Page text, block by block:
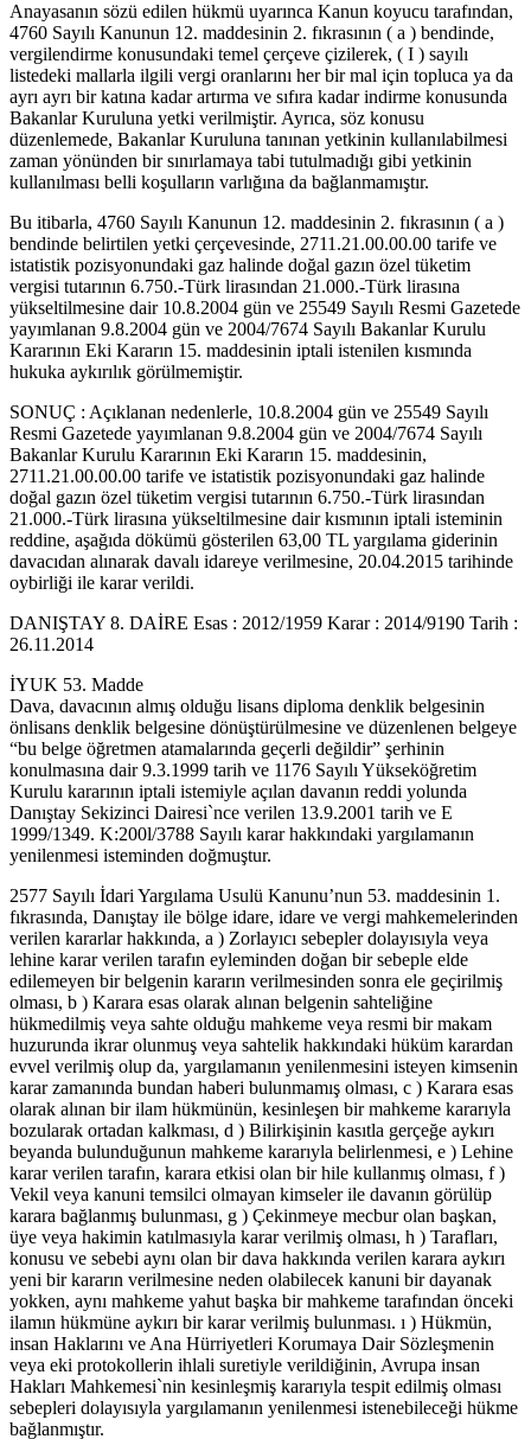
Anayasanın sözü edilen hükmü uyarınca Kanun koyucu tarafından,
4760 Sayılı Kanunun 12. maddesinin 2. fıkrasının ( a ) bendinde,
vergilendirme konusundaki temel çerçeve çizilerek, ( I ) sayılı
listedeki mallarla ilgili vergi oranlarını her bir mal için topluca ya da
ayrı ayrı bir katına kadar artırma ve sıfıra kadar indirme konusunda
Bakanlar Kuruluna yetki verilmiştir. Ayrıca, söz konusu
düzenlemede, Bakanlar Kuruluna tanınan yetkinin kullanılabilmesi
zaman yönünden bir sınırlamaya tabi tutulmadığı gibi yetkinin
kullanılması belli koşulların varlığına da bağlanmamıştır.
Bu itibarla, 4760 Sayılı Kanunun 12. maddesinin 2. fıkrasının ( a )
bendinde belirtilen yetki çerçevesinde, 2711.21.00.00.00 tarife ve
istatistik pozisyonundaki gaz halinde doğal gazın özel tüketim
vergisi tutarının 6.750.-Türk lirasından 21.000.-Türk lirasına
yükseltilmesine dair 10.8.2004 gün ve 25549 Sayılı Resmi Gazetede
yayımlanan 9.8.2004 gün ve 2004/7674 Sayılı Bakanlar Kurulu
Kararının Eki Kararın 15. maddesinin iptali istenilen kısmında
hukuka aykırılık görülmemiştir.
SONUÇ : Açıklanan nedenlerle, 10.8.2004 gün ve 25549 Sayılı
Resmi Gazetede yayımlanan 9.8.2004 gün ve 2004/7674 Sayılı
Bakanlar Kurulu Kararının Eki Kararın 15. maddesinin,
2711.21.00.00.00 tarife ve istatistik pozisyonundaki gaz halinde
doğal gazın özel tüketim vergisi tutarının 6.750.-Türk lirasından
21.000.-Türk lirasına yükseltilmesine dair kısmının iptali isteminin
reddine, aşağıda dökümü gösterilen 63,00 TL yargılama giderinin
davacıdan alınarak davalı idareye verilmesine, 20.04.2015 tarihinde
oybirliği ile karar verildi.
DANIŞTAY 8. DAİRE Esas : 2012/1959 Karar : 2014/9190 Tarih :
26.11.2014
İYUK 53. Madde
Dava, davacının almış olduğu lisans diploma denklik belgesinin
önlisans denklik belgesine dönüştürülmesine ve düzenlenen belgeye
“bu belge öğretmen atamalarında geçerli değildir” şerhinin
konulmasına dair 9.3.1999 tarih ve 1176 Sayılı Yükseköğretim
Kurulu kararının iptali istemiyle açılan davanın reddi yolunda
Danıştay Sekizinci Dairesi`nce verilen 13.9.2001 tarih ve E
1999/1349. K:200l/3788 Sayılı karar hakkındaki yargılamanın
yenilenmesi isteminden doğmuştur.
2577 Sayılı İdari Yargılama Usulü Kanunu’nun 53. maddesinin 1.
fıkrasında, Danıştay ile bölge idare, idare ve vergi mahkemelerinden
verilen kararlar hakkında, a ) Zorlayıcı sebepler dolayısıyla veya
lehine karar verilen tarafın eyleminden doğan bir sebeple elde
edilemeyen bir belgenin kararın verilmesinden sonra ele geçirilmiş
olması, b ) Karara esas olarak alınan belgenin sahteliğine
hükmedilmiş veya sahte olduğu mahkeme veya resmi bir makam
huzurunda ikrar olunmuş veya sahtelik hakkındaki hüküm karardan
evvel verilmiş olup da, yargılamanın yenilenmesini isteyen kimsenin
karar zamanında bundan haberi bulunmamış olması, c ) Karara esas
olarak alınan bir ilam hükmünün, kesinleşen bir mahkeme kararıyla
bozularak ortadan kalkması, d ) Bilirkişinin kasıtla gerçeğe aykırı
beyanda bulunduğunun mahkeme kararıyla belirlenmesi, e ) Lehine
karar verilen tarafın, karara etkisi olan bir hile kullanmış olması, f )
Vekil veya kanuni temsilci olmayan kimseler ile davanın görülüp
karara bağlanmış bulunması, g ) Çekinmeye mecbur olan başkan,
üye veya hakimin katılmasıyla karar verilmiş olması, h ) Tarafları,
konusu ve sebebi aynı olan bir dava hakkında verilen karara aykırı
yeni bir kararın verilmesine neden olabilecek kanuni bir dayanak
yokken, aynı mahkeme yahut başka bir mahkeme tarafından önceki
ilamın hükmüne aykırı bir karar verilmiş bulunması. ı ) Hükmün,
insan Haklarını ve Ana Hürriyetleri Korumaya Dair Sözleşmenin
veya eki protokollerin ihlali suretiyle verildiğinin, Avrupa insan
Hakları Mahkemesi`nin kesinleşmiş kararıyla tespit edilmiş olması
sebepleri dolayısıyla yargılamanın yenilenmesi istenebileceği hükme
bağlanmıştır.